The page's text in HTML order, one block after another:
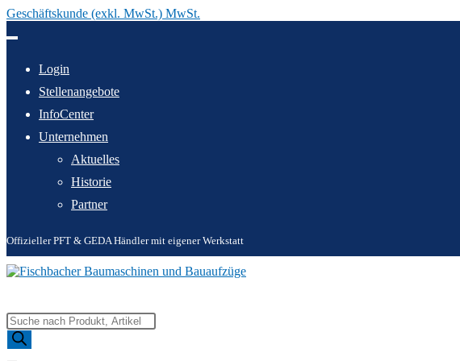
Geschäftskunde (exkl. MwSt.) MwSt.
Inhalt
Login
Stellenangebote
InfoCenter
Unternehmen
Aktuelles
Historie
Partner
Offizieller PFT & GEDA Händler mit eigener Werkstatt
Products
search